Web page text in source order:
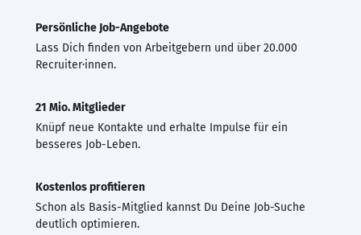
Persönliche Job-Angebote
Lass Dich finden von Arbeitgebern und über 20.000
Recruiter·innen.
21 Mio. Mitglieder
Knüpf neue Kontakte und erhalte Impulse für ein
besseres Job-Leben.
Kostenlos profitieren
Schon als Basis-Mitglied kannst Du Deine Job-Suche
deutlich optimieren.